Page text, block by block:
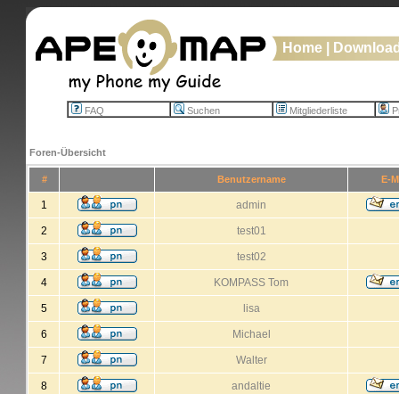
Home
FAQ Suchen Mitgliederliste
Foren-Übersicht
# Benutzername E-
1 admin
2 test01
3 test02
4 KOMPASS Tom
5 lisa
6 Michael
7 Walter
8 andaltie